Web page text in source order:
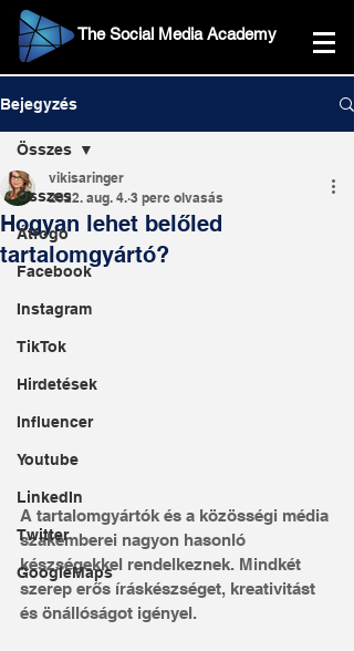
The Social Media Academy
Bejegyzés
Összes
Átfogó
Facebook
Instagram
TikTok
Hirdetések
Influencer
Youtube
LinkedIn
Twitter
GoogleMaps
Összes
Hogyan lehet belőled
tartalomgyártó?
vikisaringer
2022. aug. 4. 3 perc olvasás
A tartalomgyártók és a közösségi média
szakemberei nagyon hasonló
készségekkel rendelkeznek. Mindkét
szerep erős íráskészséget, kreativitást
és önállóságot igényel.